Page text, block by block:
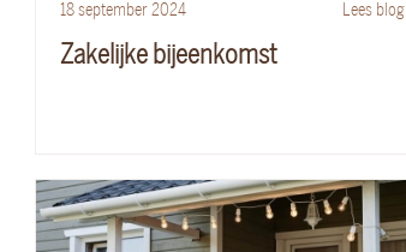
Lees blog
18 september 2024
Zakelijke bijeenkomst